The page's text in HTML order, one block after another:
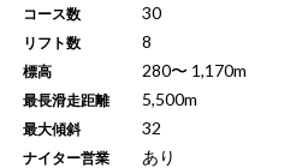
コース数 30
リフト数 8
標高 280〜 1,170m
最長滑走距離 5,500m
最大傾斜 32
ナイター営業 あり